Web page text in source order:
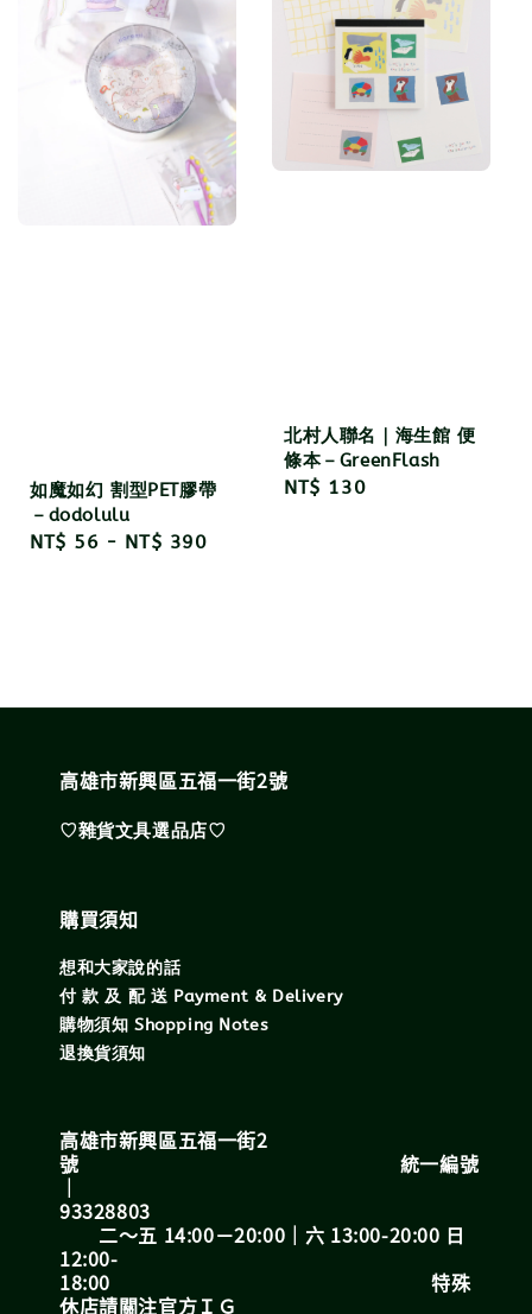
如魔如幻 割型PET膠帶
－dodolulu
Regular
NT$ 56 - NT$ 390
北村人聯名｜海生館 便
條本－GreenFlash
Regular
NT$ 130
高雄市新興區五福一街2號
♡雜貨文具選品店♡
購買須知
想和大家說的話
付 款 及 配 送 Payment & Delivery
購物須知 Shopping Notes
退換貨須知
高雄市新興區五福一街2
號 統一編號
｜
93328803
二～五 14:00－20:00｜六 13:00-20:00 日
12:00-
18:00 特殊
休店請關注官方ＩＧ